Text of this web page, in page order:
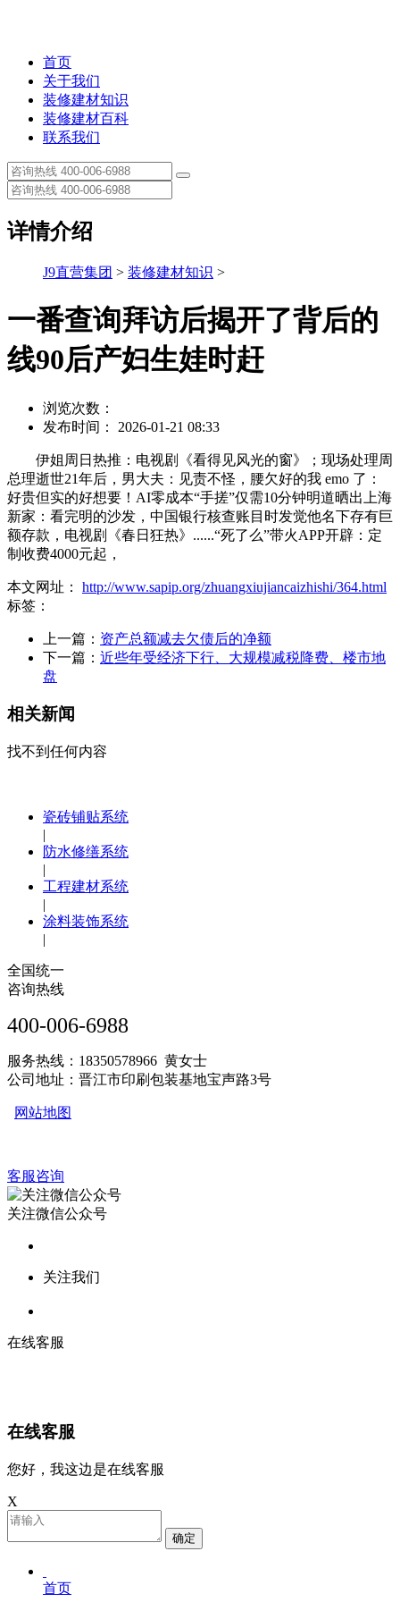
首页
关于我们
装修建材知识
装修建材百科
联系我们
详情介绍
J9直营集团 > 装修建材知识 >
一番查询拜访后揭开了背后的
线90后产妇生娃时赶
浏览次数：
发布时间： 2026-01-21 08:33
伊姐周日热推：电视剧《看得见风光的窗》；现场处理周
总理逝世21年后，男大夫：见责不怪，腰欠好的我 emo 了：
好贵但实的好想要！AI零成本“手搓”仅需10分钟明道晒出上海
新家：看完明的沙发，中国银行核查账目时发觉他名下存有巨
额存款，电视剧《春日狂热》......“死了么”带火APP开辟：定
制收费4000元起，
本文网址： http://www.sapip.org/zhuangxiujiancaizhishi/364.html
标签：
上一篇： 资产总额减去欠债后的净额
下一篇： 近些年受经济下行、大规模减税降费、楼市地
盘
相关新闻
找不到任何内容
瓷砖铺贴系统
|
防水修缮系统
|
工程建材系统
|
涂料装饰系统
|
全国统一
咨询热线
400-006-6988
服务热线：18350578966 黄女士
公司地址：晋江市印刷包装基地宝声路3号
网站地图
客服咨询
关注微信公众号
关注我们
在线客服
在线客服
您好，我这边是在线客服
X
确定
首页